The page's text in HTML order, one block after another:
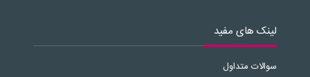
لینک های مفید
سوالات متداول